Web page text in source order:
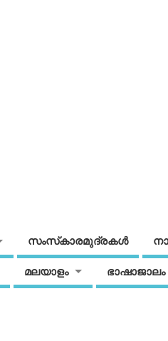
സംസ്‌കാരമുദ്രകള്‍
മലയാളം ഭാഷാജാലം